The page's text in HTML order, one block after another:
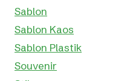
Sablon
Sablon Kaos
Sablon Plastik
Souvenir